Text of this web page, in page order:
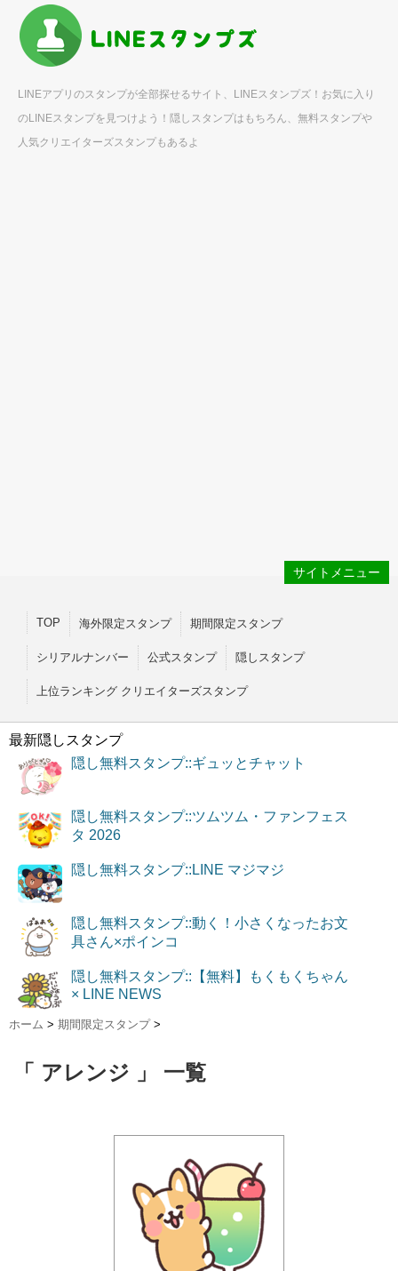
LINEアプリのスタンプが全部探せるサイト、LINEスタンプズ！お気に入り
のLINEスタンプを見つけよう！隠しスタンプはもちろん、無料スタンプや
人気クリエイターズスタンプもあるよ
サイトメニュー
TOP 海外限定スタンプ 期間限定スタンプ
シリアルナンバー 公式スタンプ 隠しスタンプ
上位ランキング クリエイターズスタンプ
最新隠しスタンプ
隠し無料スタンプ::ギュッとチャット
隠し無料スタンプ::ツムツム・ファンフェス
タ 2026
隠し無料スタンプ::LINE マジマジ
隠し無料スタンプ::動く！小さくなったお文
具さん×ポインコ
隠し無料スタンプ::【無料】もくもくちゃん
× LINE NEWS
ホーム > 期間限定スタンプ >
「 アレンジ 」 一覧